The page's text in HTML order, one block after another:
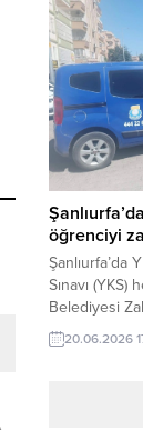
– Yangın,
bağlı
Edinilen
öğrenciyi
Şanlıurfa’da
Sınavı (YKS)
Belediyesi
geleceğini
tehlikesiyle
20.06.2026